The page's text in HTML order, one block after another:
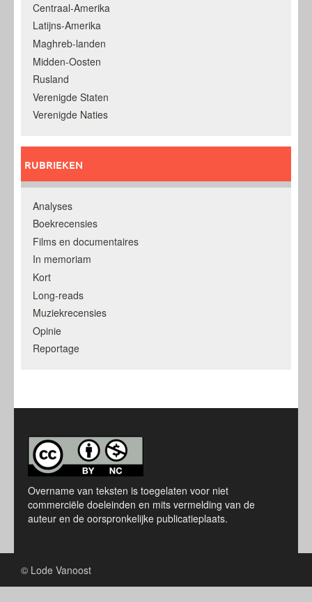
Centraal-Amerika
Latijns-Amerika
Maghreb-landen
Midden-Oosten
Rusland
Verenigde Staten
Verenigde Naties
RUBRIEKEN
Analyses
Boekrecensies
Films en documentaires
In memoriam
Kort
Long-reads
Muziekrecensies
Opinie
Reportage
Overname van teksten is toegelaten voor niet
commerciële doeleinden en mits vermelding van de
auteur en de oorspronkelijke publicatieplaats.
© Lode Vanoost